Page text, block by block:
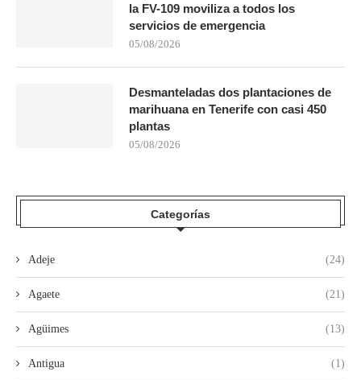
la FV-109 moviliza a todos los
servicios de emergencia
05/08/2026
Desmanteladas dos plantaciones de
marihuana en Tenerife con casi 450
plantas
05/08/2026
Categorías
Adeje (24)
Agaete (21)
Agüimes (13)
Antigua (1)